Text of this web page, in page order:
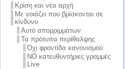
Κρίση και νέα αρχή
Με νοιάζει που βρίσκονται σε
κίνδυνο
Αυτό απορριμμάτων
Τα πρότυπα περίθαλψης
Όχι φροντίδα κανονισμού
NÖ κατευθυντήριες γραμμές
Live